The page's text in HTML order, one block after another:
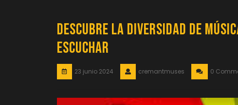
Descubre la Diversidad de
Escuchar
23 junio 2024 cremantmuses 0